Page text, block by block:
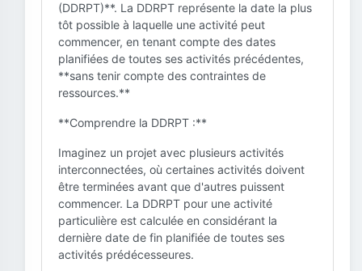
(DDRPT)**. La DDRPT représente la date la plus
tôt possible à laquelle une activité peut
commencer, en tenant compte des dates
planifiées de toutes ses activités précédentes,
**sans tenir compte des contraintes de
ressources.**
**Comprendre la DDRPT :**
Imaginez un projet avec plusieurs activités
interconnectées, où certaines activités doivent
être terminées avant que d'autres puissent
commencer. La DDRPT pour une activité
particulière est calculée en considérant la
dernière date de fin planifiée de toutes ses
activités prédécesseures.